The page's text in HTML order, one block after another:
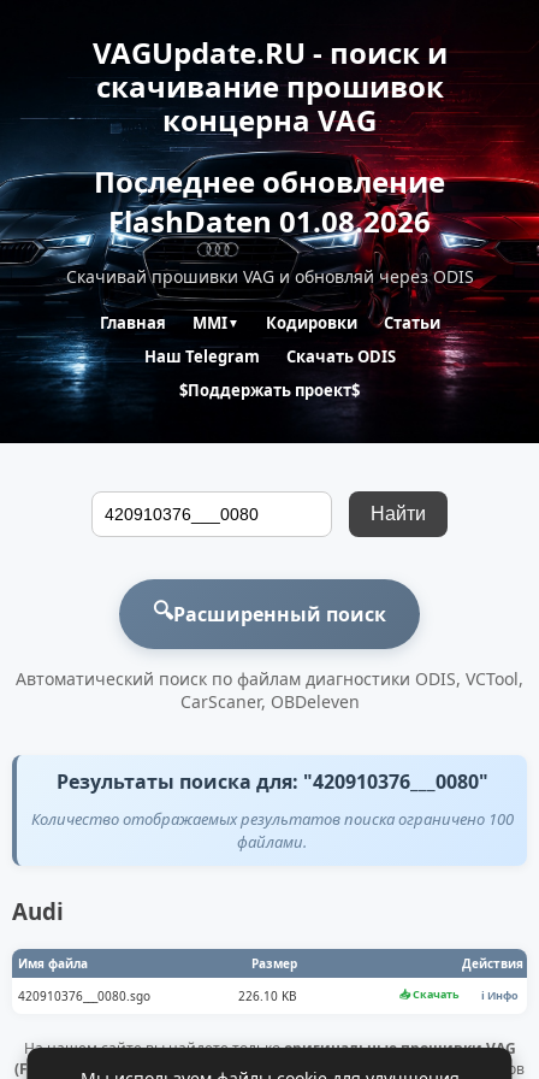
VAGUpdate.RU - поиск и
скачивание прошивок
концерна VAG
Последнее обновление
FlashDaten 01.08.2026
Скачивай прошивки VAG и обновляй через ODIS
Главная MMI▼ Кодировки
Статьи
Наш Telegram
Скачать ODIS
$Поддержать проект$
Найти
🔍Расширенный поиск
Автоматический поиск по файлам диагностики ODIS, VCTool,
CarScaner, OBDeleven
Результаты поиска для: "420910376___0080"
Количество отображаемых результатов поиска ограничено 100
файлами.
Audi
Имя файла Размер
Действия
420910376___0080.sgo
226.10 KB 📥 Скачать ℹ️ Инфо
На нашем сайте вы найдете толькооригинальные прошивки VAG
(Flashdaten)
. Все файлы получены напрямую с официальных серверов